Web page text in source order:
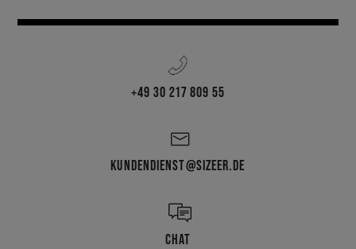
+49 30 217 809 55
KUNDENDIENST@SIZEER.DE
CHAT